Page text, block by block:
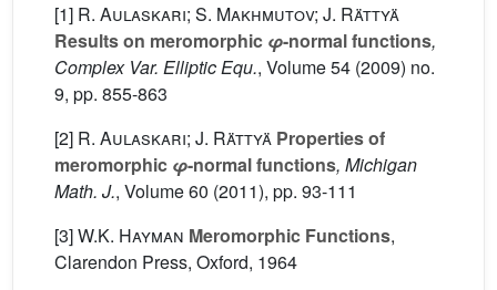
[1] R. Aulaskari; S. Makhmutov; J. Rättyä
Results on meromorphic φ-normal functions,
Complex Var. Elliptic Equ., Volume 54 (2009) no.
9, pp. 855-863
[2] R. Aulaskari; J. Rättyä Properties of
meromorphic φ-normal functions, Michigan
Math. J., Volume 60 (2011), pp. 93-111
[3]W.K. Hayman Meromorphic Functions,
Clarendon Press, Oxford, 1964